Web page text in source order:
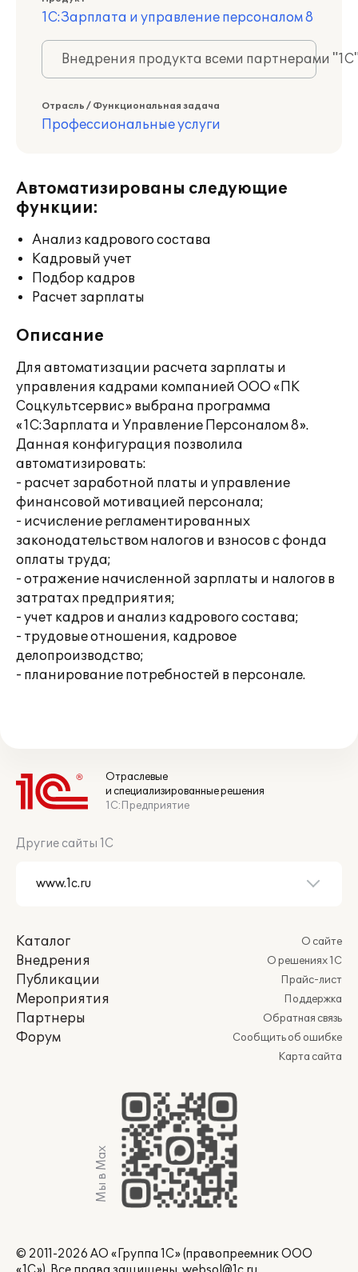
1С:Зарплата и управление персоналом 8
Внедрения продукта всеми партнерами
Отрасль / Функциональная задача
Профессиональные услуги
Автоматизированы следующие
функции:
Анализ кадрового состава
Кадровый учет
Подбор кадров
Расчет зарплаты
Описание
Для автоматизации расчета зарплаты и
управления кадрами компанией ООО «ПК
Соцкультсервис» выбрана программа
«1С:Зарплата и Управление Персоналом 8».
Данная конфигурация позволила
автоматизировать:
- расчет заработной платы и управление
финансовой мотивацией персонала;
- исчисление регламентированных
законодательством налогов и взносов с фонда
оплаты труда;
- отражение начисленной зарплаты и налогов в
затратах предприятия;
- учет кадров и анализ кадрового состава;
- трудовые отношения, кадровое
делопроизводство;
- планирование потребностей в персонале.
Отраслевые
и специализированные решения
1С:Предприятие
Другие сайты 1С
Каталог
Внедрения
Публикации
Мероприятия
Партнеры
Форум
О сайте
О решениях 1С
Прайс-лист
Поддержка
Обратная связь
Сообщить об ошибке
Карта сайта
Мы в Max
© 2011-2026 АО «Группа 1С» (правопреемник ООО